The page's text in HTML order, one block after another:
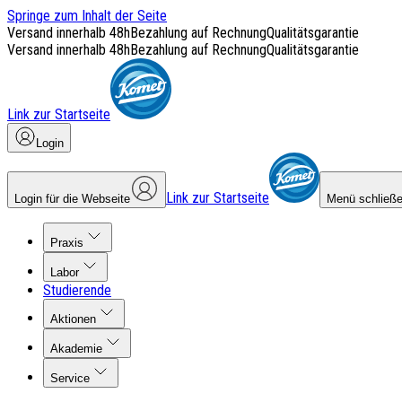
Springe zum Inhalt der Seite
Versand innerhalb 48hBezahlung auf RechnungQualitätsgarantie
Versand innerhalb 48hBezahlung auf RechnungQualitätsgarantie
Link zur Startseite
Login
Login für die Webseite Link zur Startseite Menü
Praxis
Labor
Studierende
Aktionen
Akademie
Service